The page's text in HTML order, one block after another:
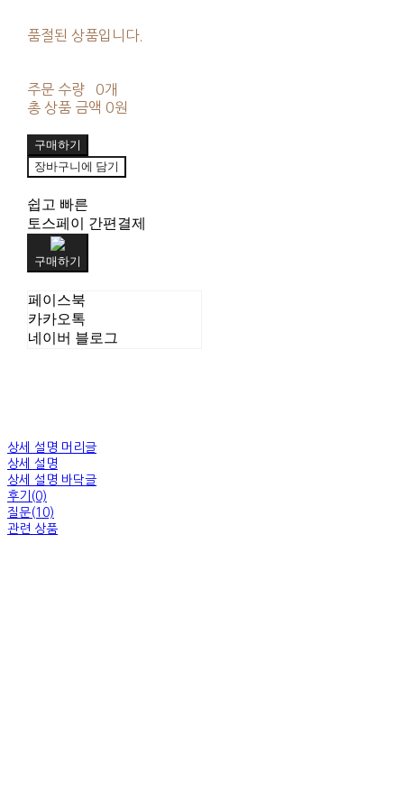
품절된 상품입니다.
주문 수량
0개
총 상품 금액 0원
구매하기
장바구니에 담기
쉽고 빠른
토스페이 간편결제
구매하기
페이스북
카카오톡
네이버 블로그
상세 설명 머리글
상세 설명
상세 설명 바닥글
후기(0)
질문(10)
관련 상품